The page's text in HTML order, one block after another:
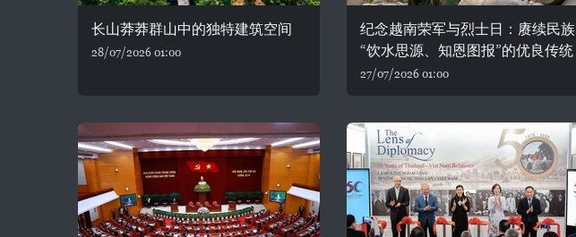
长山莽莽群山中的独特建筑空间
28/07/2026 01:00
纪念越南荣军与烈士日：赓续民族
“饮水思源、知恩图报”的优良传统
27/07/2026 01:00